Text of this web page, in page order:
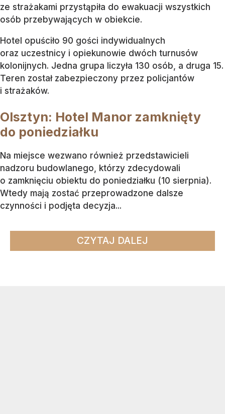
ze strażakami przystąpiła do ewakuacji wszystkich
osób przebywających w obiekcie.
Hotel opuściło 90 gości indywidualnych
oraz uczestnicy i opiekunowie dwóch turnusów
kolonijnych. Jedna grupa liczyła 130 osób, a druga 15.
Teren został zabezpieczony przez policjantów
i strażaków.
Olsztyn: Hotel Manor zamknięty
do poniedziałku
Na miejsce wezwano również przedstawicieli
nadzoru budowlanego, którzy zdecydowali
o zamknięciu obiektu do poniedziałku (10 sierpnia).
Wtedy mają zostać przeprowadzone dalsze
czynności i podjęta decyzja...
CZYTAJ DALEJ